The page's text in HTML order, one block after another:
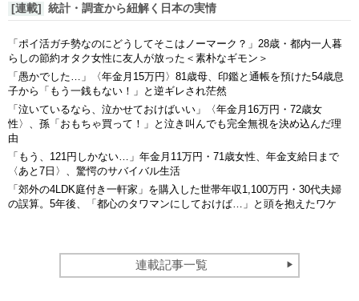
[連載] 統計・調査から紐解く日本の実情
「ポイ活ガチ勢なのにどうしてそこはノーマーク？」28歳・都内一人暮
らしの節約オタク女性に友人が放った＜素朴なギモン＞
「愚かでした…」〈年金月15万円〉81歳母、印鑑と通帳を預けた54歳息
子から「もう一銭もない！」と逆ギレされ茫然
「泣いているなら、泣かせておけばいい」〈年金月16万円・72歳女
性〉、孫「おもちゃ買って！」と泣き叫んでも完全無視を決め込んだ理
由
「もう、121円しかない…」年金月11万円・71歳女性、年金支給日まで
〈あと7日〉、驚愕のサバイバル生活
「郊外の4LDK庭付き一軒家」を購入した世帯年収1,100万円・30代夫婦
の誤算。5年後、「都心のタワマンにしておけば…」と頭を抱えたワケ
連載記事一覧